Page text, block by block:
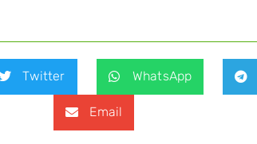
Twitter WhatsApp
Email